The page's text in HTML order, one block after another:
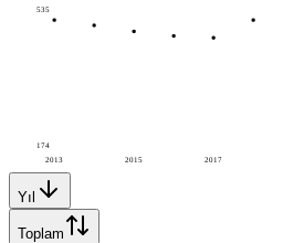
2013 2015 2017
535
174
Yıl
Toplam